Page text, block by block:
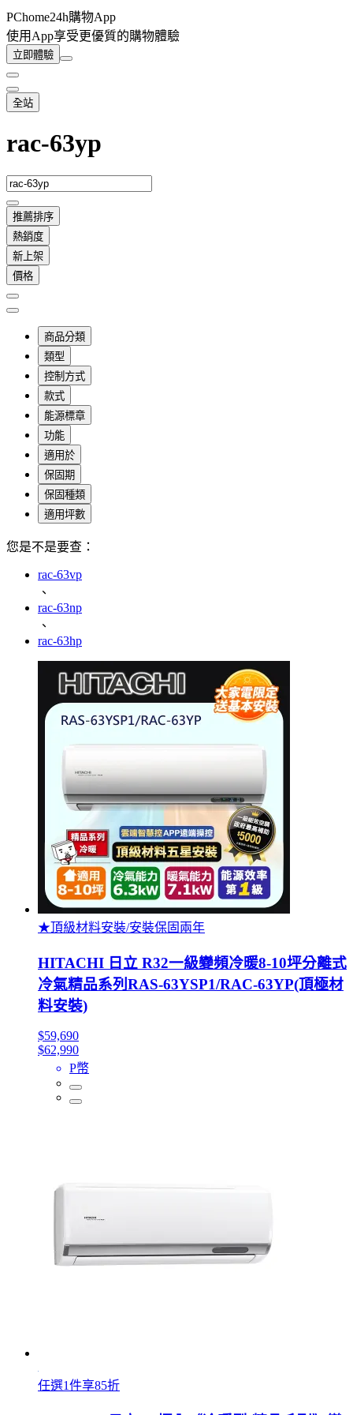
PChome24h購物App
使用App享受更優質的購物體驗
立即體驗
全站
rac-63yp
推薦排序
熱銷度
新上架
價格
商品分類
類型
控制方式
款式
能源標章
功能
適用於
保固期
保固種類
適用坪數
您是不是要查：
rac-63vp
、
rac-63np
、
rac-63hp
★頂級材料安裝/安裝保固兩年
HITACHI 日立 R32一級變頻冷暖8-10坪分離式
冷氣精品系列RAS-63YSP1/RAC-63YP(頂極材
料安裝)
$59,690
$62,990
P幣
任選1件享85折